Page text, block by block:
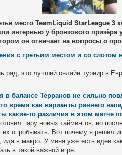
место TeamLiquid StarLeague 3
интервью у бронзового призёра
он отвечает на вопросы о
с третьим местом и со
рад, это лучший онлайн турнир в
в балансе Терранов не сильно
время как варианты раннего
какие-то различия в этом матче
пару новых таймингов, но
опробывать. Вот почему я решил
идя в макро. У меня уже есть идеи
в такой важной игре.